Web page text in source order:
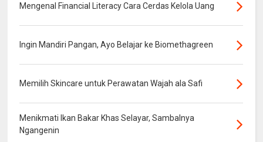
Mengenal Financial Literacy Cara Cerdas Kelola Uang
Ingin Mandiri Pangan, Ayo Belajar ke Biomethagreen
Memilih Skincare untuk Perawatan Wajah ala Safi
Menikmati Ikan Bakar Khas Selayar, Sambalnya
Ngangenin